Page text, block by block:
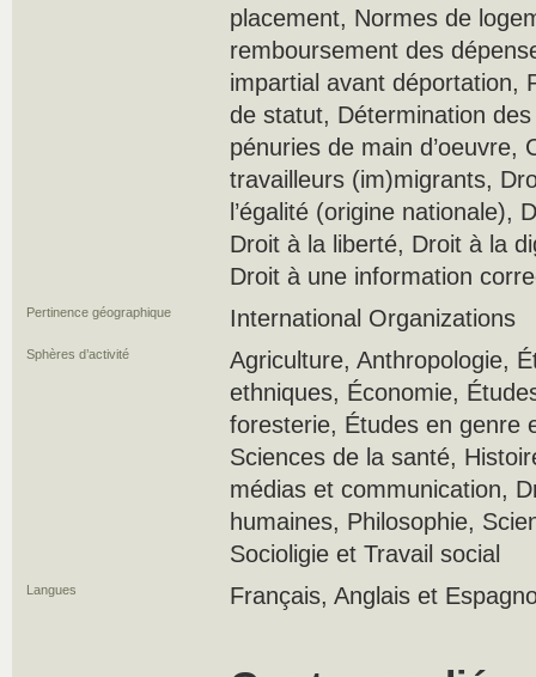
placement, Normes de
remboursement des
impartial avant déportation,
de statut, Détermination
pénuries de main d’oeuvre,
travailleurs (im)migrants,
l’égalité (origine nationale),
Droit à la liberté, Droit à la
Droit à une information
Pertinence géographique International Organizations
Sphères d’activité
Agriculture, Anthropologie,
ethniques, Économie,
foresterie, Études en genre
Sciences de la santé,
médias et communication,
humaines, Philosophie,
Socioligie et Travail social
Langues Français, Anglais et